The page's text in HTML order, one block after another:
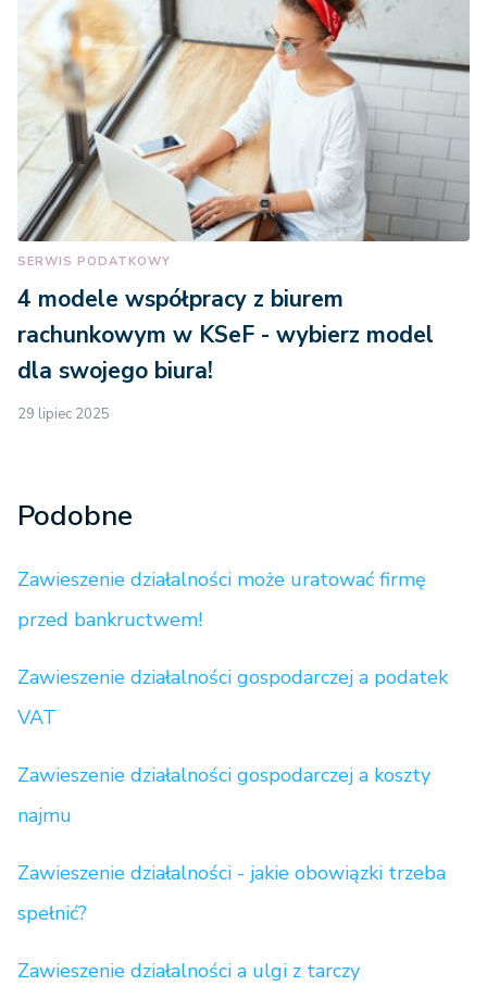
SERWIS PODATKOWY
4 modele współpracy z biurem
rachunkowym w KSeF - wybierz model
dla swojego biura!
29 lipiec 2025
Podobne
Zawieszenie działalności może uratować firmę
przed bankructwem!
Zawieszenie działalności gospodarczej a podatek
VAT
Zawieszenie działalności gospodarczej a koszty
najmu
Zawieszenie działalności - jakie obowiązki trzeba
spełnić?
Zawieszenie działalności a ulgi z tarczy